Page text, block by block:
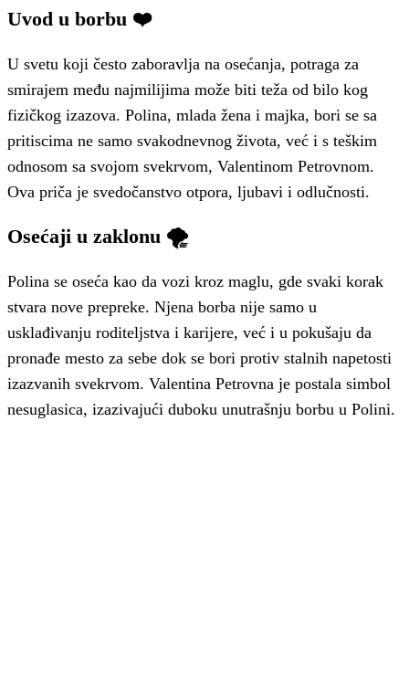
Uvod u borbu ❤️
U svetu koji često zaboravlja na osećanja, potraga za
smirajem među najmilijima može biti teža od bilo kog
fizičkog izazova. Polina, mlada žena i majka, bori se sa
pritiscima ne samo svakodnevnog života, već i s teškim
odnosom sa svojom svekrvom, Valentinom Petrovnom.
Ova priča je svedočanstvo otpora, ljubavi i odlučnosti.
Osećaji u zaklonu 🌪
Polina se oseća kao da vozi kroz maglu, gde svaki korak
stvara nove prepreke. Njena borba nije samo u
usklađivanju roditeljstva i karijere, već i u pokušaju da
pronađe mesto za sebe dok se bori protiv stalnih napetosti
izazvanih svekrvom. Valentina Petrovna je postala simbol
nesuglasica, izazivajući duboku unutrašnju borbu u Polini.